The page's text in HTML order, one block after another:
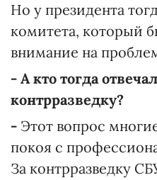
Но у президента
комитета, который
внимание на
- А кто тогда
контрразведку?
- Этот вопрос
покоя с
За контрразведку